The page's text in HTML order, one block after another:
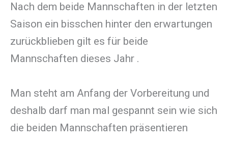
Nach dem beide Mannschaften in der letzten
Saison ein bisschen hinter den erwartungen
zurückblieben gilt es für beide
Mannschaften dieses Jahr .
Man steht am Anfang der Vorbereitung und
deshalb darf man mal gespannt sein wie sich
die beiden Mannschaften präsentieren